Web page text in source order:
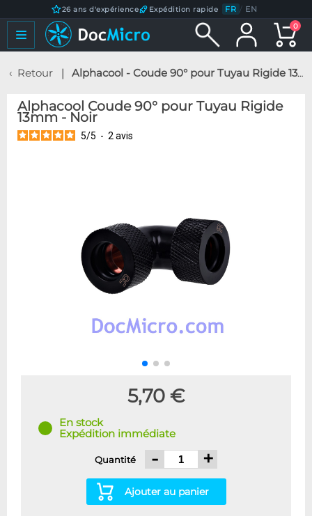
26 ans d'expérience Expédition rapide FR / EN
0
Retour Alphacool - Coude 90° pour Tuyau Rigide 13mm - Noir
Alphacool Coude 90° pour Tuyau Rigide
13mm - Noir
5/5 - 2 avis
5,70 €
En stock
Expédition immédiate
Quantité - +
Ajouter au panier